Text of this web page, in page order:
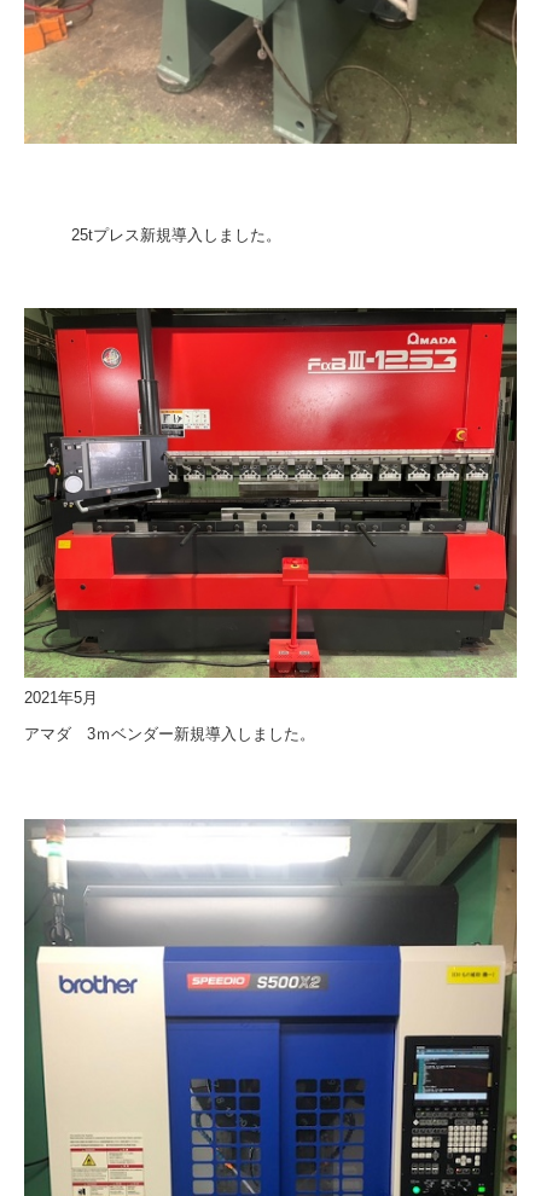
25tプレス新規導入しました。
2021年5月
アマダ 3ｍベンダー新規導入しました。